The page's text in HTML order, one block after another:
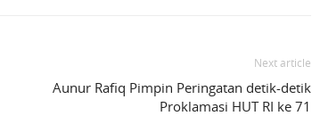
Next article
Aunur Rafiq Pimpin Peringatan detik-detik
Proklamasi HUT RI ke 71